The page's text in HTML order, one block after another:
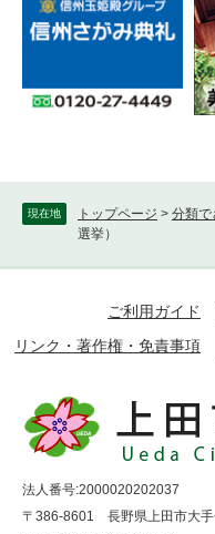
現在地 トップページ > 分類で
選挙）
ご利用ガイド
リンク・著作権・免責事項
法人番号:2000020202037
〒386-8601 長野県上田市大